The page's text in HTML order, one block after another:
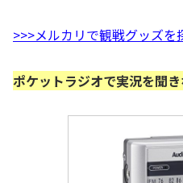
>>>メルカリで観戦グッズを
ポケットラジオで実況を聞